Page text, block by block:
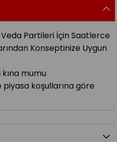
Partileri İçin Saatlerce
Konseptinize Uygun
kına mumu
piyasa koşullarına göre